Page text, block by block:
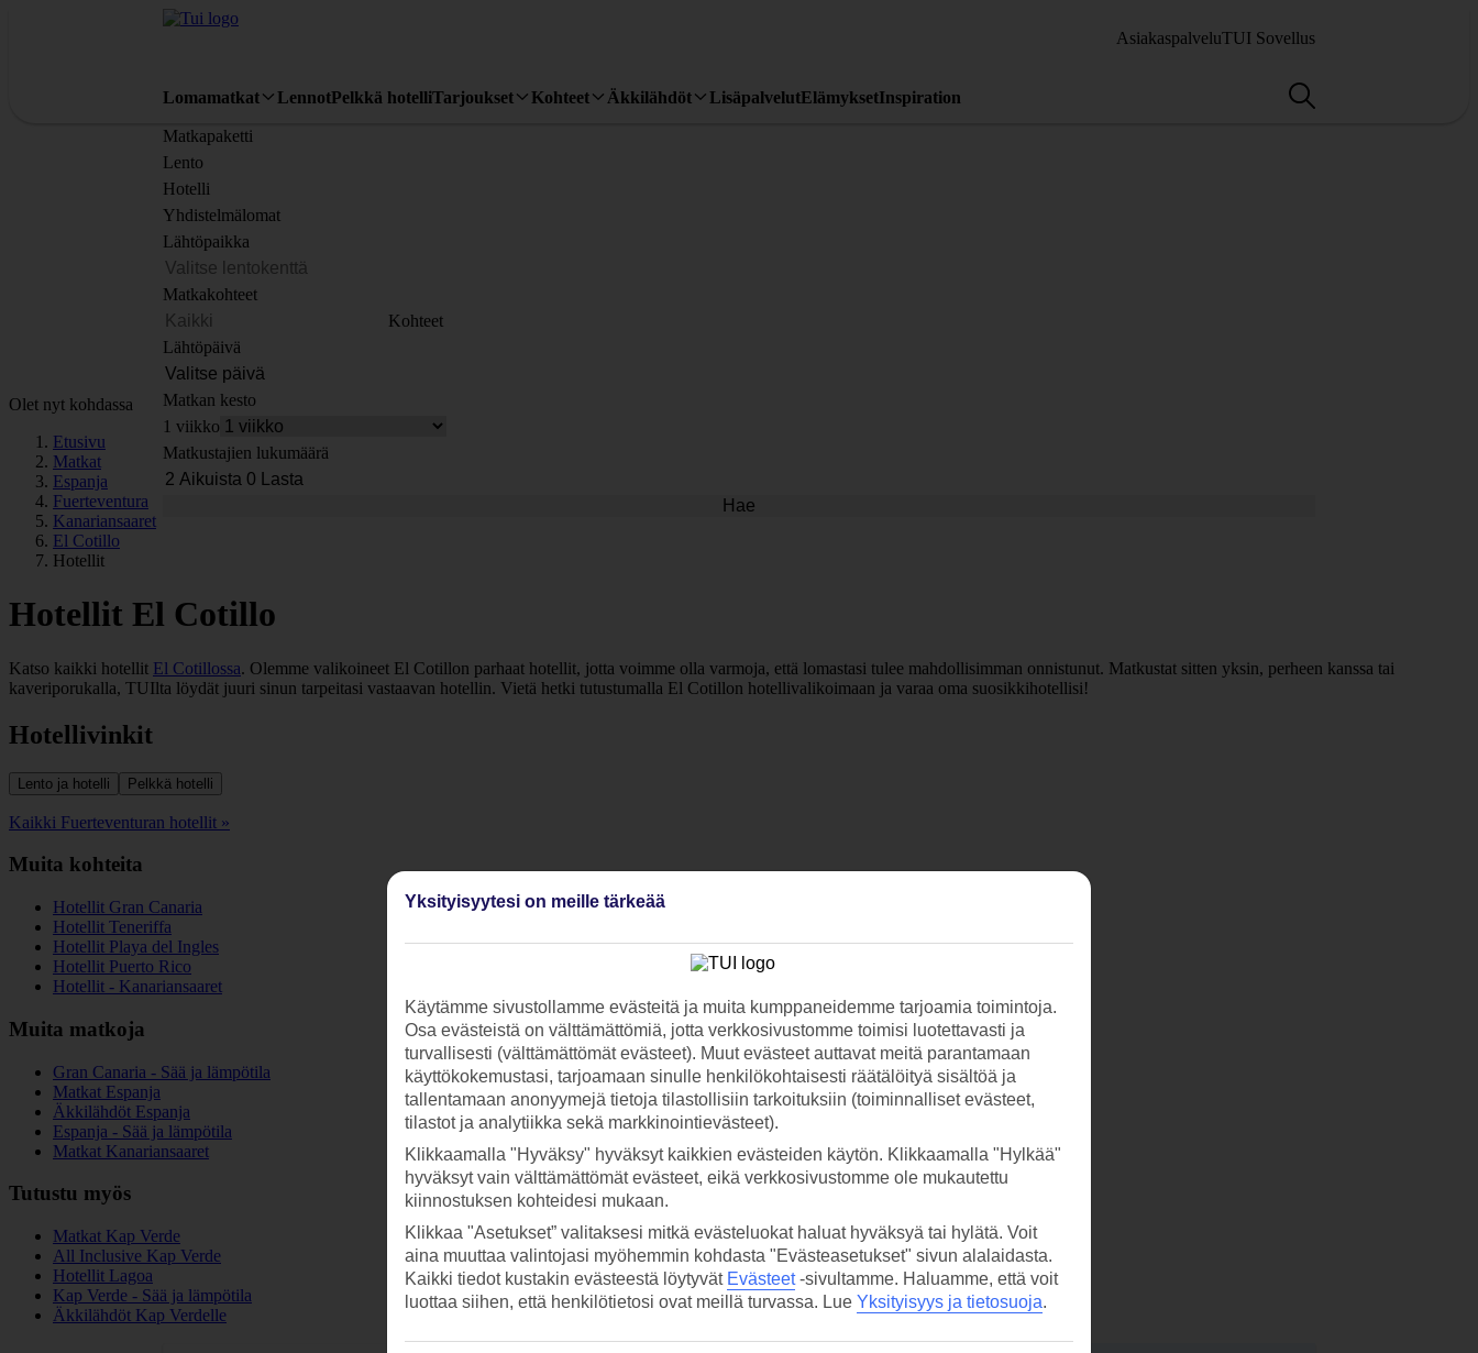
AsiakaspalveluTUI Sovellus
Lomamatkat LennotPelkkä hotelliTarjoukset Kohteet Äkkilähdöt LisäpalvelutElämyksetInspiration
Matkapaketti
Lento
Hotelli
Yhdistelmälomat
Lähtöpaikka
Matkakohteet
Kohteet
Lähtöpäivä
Matkan kesto
1 viikko
Matkustajien lukumäärä
Hae
Olet nyt kohdassa
Etusivu
Matkat
Espanja
Fuerteventura
Kanariansaaret
El Cotillo
Hotellit
Hotellit El Cotillo
Katso kaikki hotellit El Cotillossa. Olemme valikoineet El Cotillon parhaat hotellit, jotta voimme olla varmoja, että lomastasi tulee mahdollisimman onnistunut. Matkustat sitten yksin, perheen kanssa tai
kaveriporukalla, TUIlta löydät juuri sinun tarpeitasi vastaavan hotellin. Vietä hetki tutustumalla El Cotillon hotellivalikoimaan ja varaa oma suosikkihotellisi!
Hotellivinkit
Lento ja hotelli Pelkkä hotelli
Kaikki Fuerteventuran hotellit »
Muita kohteita
Hotellit Gran Canaria
Hotellit Teneriffa
Hotellit Playa del Ingles
Hotellit Puerto Rico
Hotellit - Kanariansaaret
Muita matkoja
Gran Canaria - Sää ja lämpötila
Matkat Espanja
Äkkilähdöt Espanja
Espanja - Sää ja lämpötila
Matkat Kanariansaaret
Tutustu myös
Matkat Kap Verde
All Inclusive Kap Verde
Hotellit Lagoa
Kap Verde - Sää ja lämpötila
Äkkilähdöt Kap Verdelle
Yksityisyytesi on meille tärkeää
Käytämme sivustollamme evästeitä ja muita kumppaneidemme tarjoamia toimintoja.
Osa evästeistä on välttämättömiä, jotta verkkosivustomme toimisi luotettavasti ja
turvallisesti (välttämättömät evästeet). Muut evästeet auttavat meitä parantamaan
käyttökokemustasi, tarjoamaan sinulle henkilökohtaisesti räätälöityä sisältöä ja
tallentamaan anonyymejä tietoja tilastollisiin tarkoituksiin (toiminnalliset evästeet,
tilastot ja analytiikka sekä markkinointievästeet).
Klikkaamalla "Hyväksy" hyväksyt kaikkien evästeiden käytön. Klikkaamalla "Hylkää"
hyväksyt vain välttämättömät evästeet, eikä verkkosivustomme ole mukautettu
kiinnostuksen kohteidesi mukaan.
Klikkaa "Asetukset” valitaksesi mitkä evästeluokat haluat hyväksyä tai hylätä. Voit
aina muuttaa valintojasi myöhemmin kohdasta "Evästeasetukset" sivun alalaidasta.
Kaikki tiedot kustakin evästeestä löytyvät Evästeet-sivultamme. Haluamme, että voit
luottaa siihen, että henkilötietosi ovat meillä turvassa. Lue Yksityisyys ja tietosuoja.